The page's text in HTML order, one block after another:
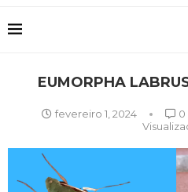
EUMORPHA
fevereiro 1, 2024 0